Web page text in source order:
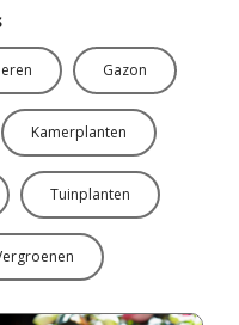
Gazon
Kamerplanten
Tuinplanten